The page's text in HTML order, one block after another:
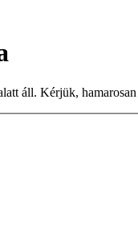
áll. Kérjük,